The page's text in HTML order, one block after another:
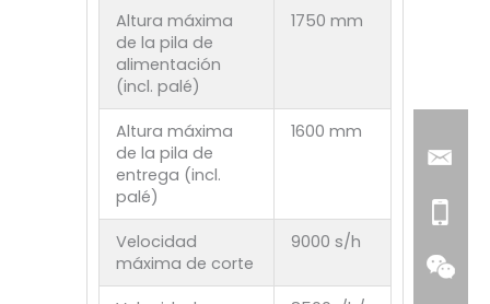
Altura máxima
de la pila de
alimentación
(incl. palé)
1750 mm
Altura máxima
de la pila de
entrega (incl.
palé)
1600 mm
Velocidad
máxima de corte
9000 s/h